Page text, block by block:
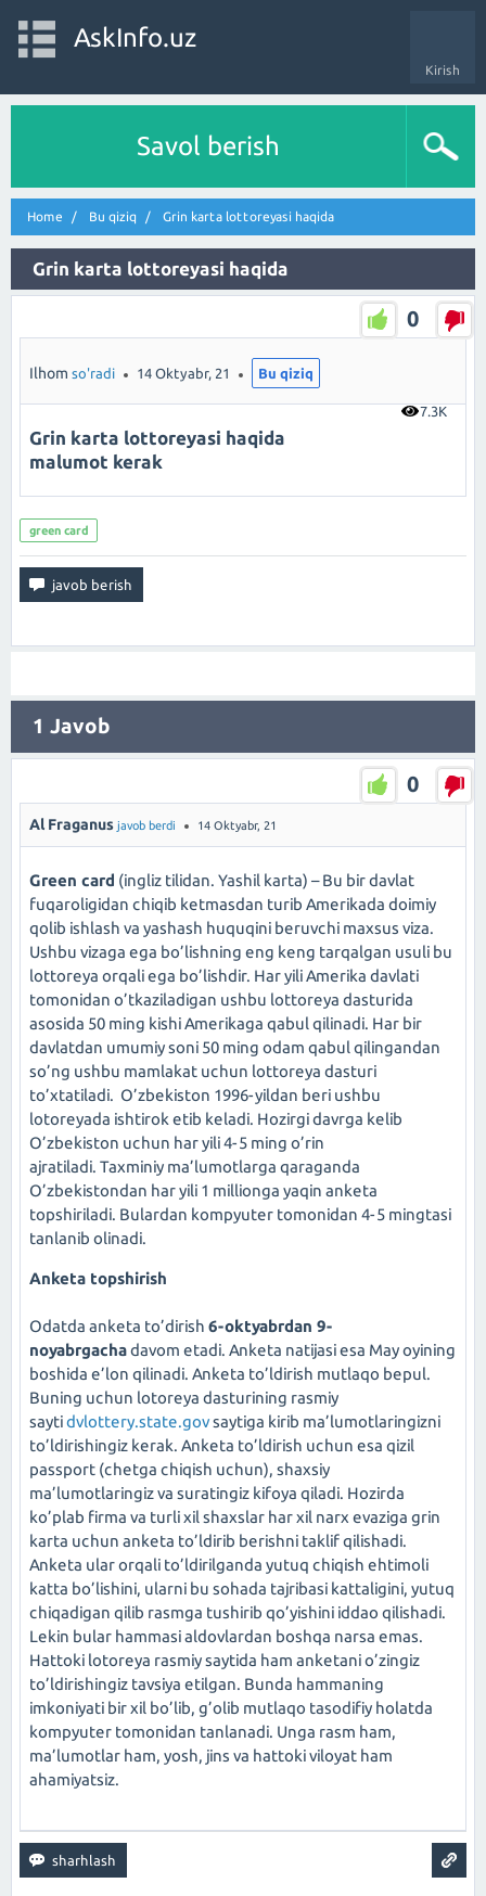
Kirish
AskInfo.uz
Savol berish
Home Bu qiziq Grin karta lottoreyasi haqida
Grin karta lottoreyasi haqida
0
7.3K
Ilhom so'radi 14 Oktyabr, 21 Bu qiziq
Grin karta lottoreyasi haqida
malumot kerak
green card
1 Javob
0
Al Fraganus javob berdi 14 Oktyabr, 21
Green card (ingliz tilidan. Yashil karta) – Bu bir davlat
fuqaroligidan chiqib ketmasdan turib Amerikada doimiy
qolib ishlash va yashash huquqini beruvchi maxsus viza.
Ushbu vizaga ega bo’lishning eng keng tarqalgan usuli bu
lottoreya orqali ega bo’lishdir. Har yili Amerika davlati
tomonidan o’tkaziladigan ushbu lottoreya dasturida
asosida 50 ming kishi Amerikaga qabul qilinadi. Har bir
davlatdan umumiy soni 50 ming odam qabul qilingandan
so’ng ushbu mamlakat uchun lottoreya dasturi
to’xtatiladi. O’zbekiston 1996-yildan beri ushbu
lotoreyada ishtirok etib keladi. Hozirgi davrga kelib
O’zbekiston uchun har yili 4-5 ming o’rin
ajratiladi. Taxminiy ma’lumotlarga qaraganda
O’zbekistondan har yili 1 millionga yaqin anketa
topshiriladi. Bulardan kompyuter tomonidan 4-5 mingtasi
tanlanib olinadi.
Anketa topshirish
Odatda anketa to’dirish 6-oktyabrdan 9-
noyabrgachadavom etadi. Anketa natijasi esa May oyining
boshida e’lon qilinadi. Anketa to’ldirish mutlaqo bepul.
Buning uchun lotoreya dasturining rasmiy
saytidvlottery.state.govsaytiga kirib ma’lumotlaringizni
to’ldirishingiz kerak. Anketa to’ldirish uchun esa qizil
passport (chetga chiqish uchun), shaxsiy
ma’lumotlaringiz va suratingiz kifoya qiladi. Hozirda
ko’plab firma va turli xil shaxslar har xil narx evaziga grin
karta uchun anketa to’ldirib berishni taklif qilishadi.
Anketa ular orqali to’ldirilganda yutuq chiqish ehtimoli
katta bo’lishini, ularni bu sohada tajribasi kattaligini, yutuq
chiqadigan qilib rasmga tushirib qo’yishini iddao qilishadi.
Lekin bular hammasi aldovlardan boshqa narsa emas.
Hattoki lotoreya rasmiy saytida ham anketani o’zingiz
to’ldirishingiz tavsiya etilgan. Bunda hammaning
imkoniyati bir xil bo’lib, g’olib mutlaqo tasodifiy holatda
kompyuter tomonidan tanlanadi. Unga rasm ham,
ma’lumotlar ham, yosh, jins va hattoki viloyat ham
ahamiyatsiz.